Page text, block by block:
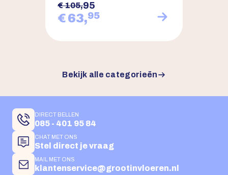
€ 105,95
€ 63,95
Bekijk alle categorieën
DIRECT BELLEN
085 - 401 95 84
CHAT MET ONS
Stel direct je vraag
MAIL MET ONS
klantenservice@grootinvloeren.nl